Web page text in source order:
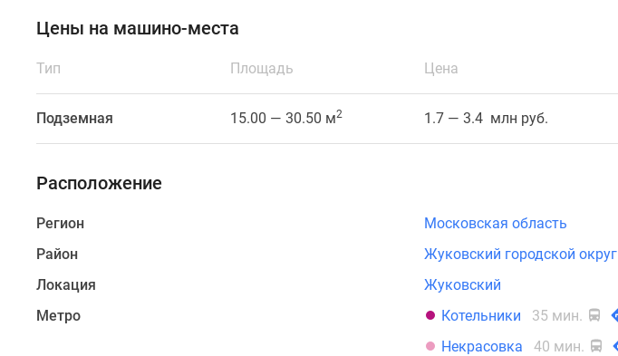
высотой
этажей,
детский
сад
и
В
первой
очереди
уже
возводится
Цены на машино-места
Тип Площадь Цена
Подземная 15.00 — 30.50 м2 1.7 — 3.4 млн руб.
Расположение
Регион
Московская область
Район
Жуковский городской округ
Локация
Жуковский
Метро
Котельники
35 мин.
Некрасовка
40 мин.